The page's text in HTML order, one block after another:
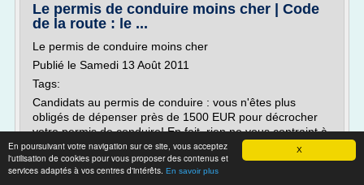
X
En poursuivant votre navigation sur ce site, vous acceptez
l'utilisation de cookies pour vous proposer des contenus et
services adaptés à vos centres d'intérêts. En savoir plus
Le permis de conduire moins cher | Code
de la route : le ...
Le permis de conduire moins cher
Publié le Samedi 13 Août 2011
Tags:
Candidats au permis de conduire : vous n'êtes plus
obligés de dépenser près de 1500 EUR pour décrocher
votre permis de conduire! En fait, rien ne vous contraint à
passer par une auto-école!
C'est nouveau? Non, c'est la loi depuis 1967!